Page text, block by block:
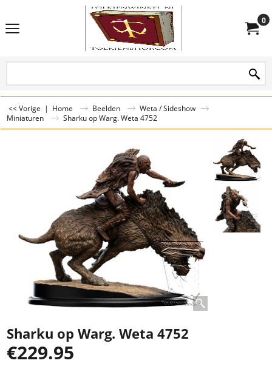
0
<< Vorige | Home Beelden
Weta / Sideshow
Miniaturen
Sharku op Warg. Weta 4752
Sharku op Warg. Weta 4752
€229.95